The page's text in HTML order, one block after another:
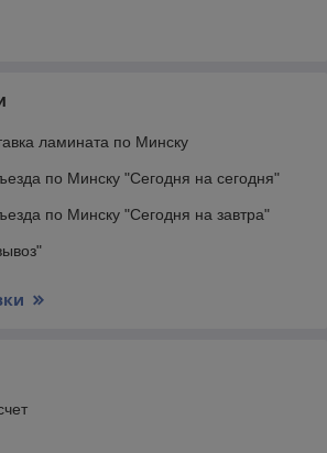
ламината по Минску
по Минску "Сегодня на сегодня"
по Минску "Сегодня на завтра"